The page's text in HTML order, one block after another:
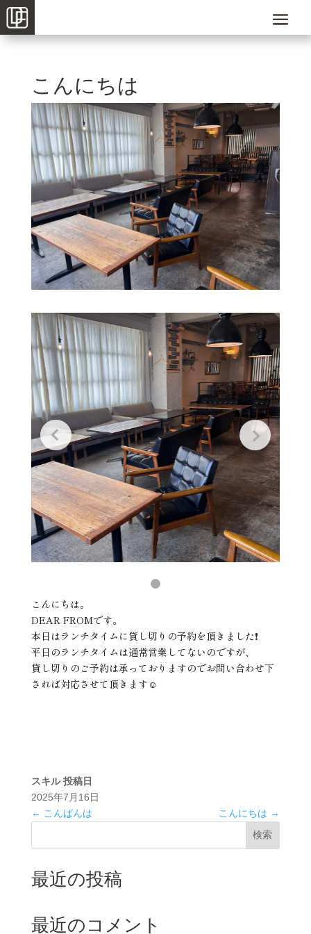
こんにちは
こんにちは。
DEAR FROMです。
本日はランチタイムに貸し切りの予約を頂きました❗️
平日のランチタイムは通常営業してないのですが、
貸し切りのご予約は承っておりますのでお問い合わせ下
されば対応させて頂きます☺️
スキル 投稿日
2025年7月16日
← こんばんは こんにちは →
検索
最近の投稿
最近のコメント